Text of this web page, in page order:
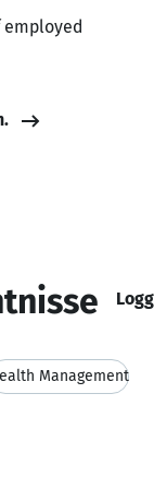
Management